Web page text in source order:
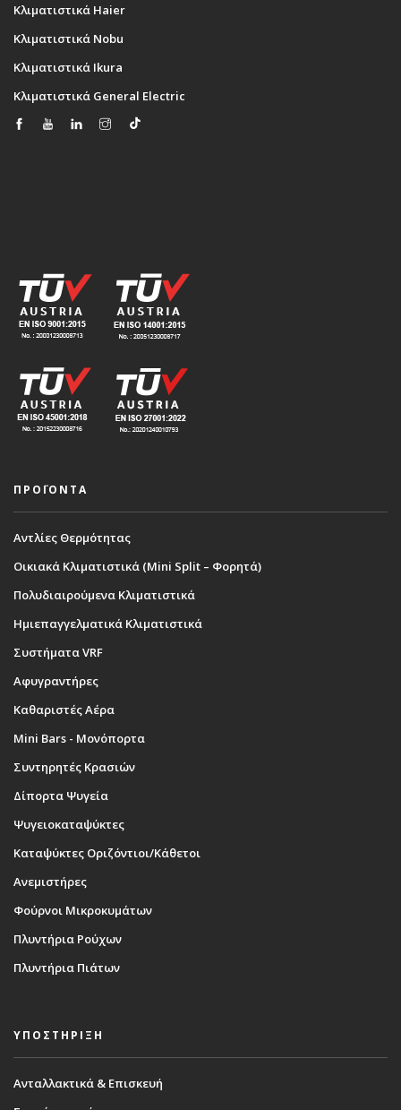
Κλιματιστικά Haier
Κλιματιστικά Nobu
Κλιματιστικά Ikura
Κλιματιστικά General Electric
ΠΡΟΪΟΝΤΑ
Αντλίες Θερμότητας
Οικιακά Κλιματιστικά (Mini Split – Φορητά)
Πολυδιαιρούμενα Κλιματιστικά
Ημιεπαγγελματικά Κλιματιστικά
Συστήματα VRF
Αφυγραντήρες
Καθαριστές Αέρα
Mini Bars - Μονόπορτα
Συντηρητές Κρασιών
Δίπορτα Ψυγεία
Ψυγειοκαταψύκτες
Καταψύκτες Οριζόντιοι/Κάθετοι
Ανεμιστήρες
Φούρνοι Μικροκυμάτων
Πλυντήρια Ρούχων
Πλυντήρια Πιάτων
ΥΠΟΣΤΗΡΙΞΗ
Ανταλλακτικά & Επισκευή